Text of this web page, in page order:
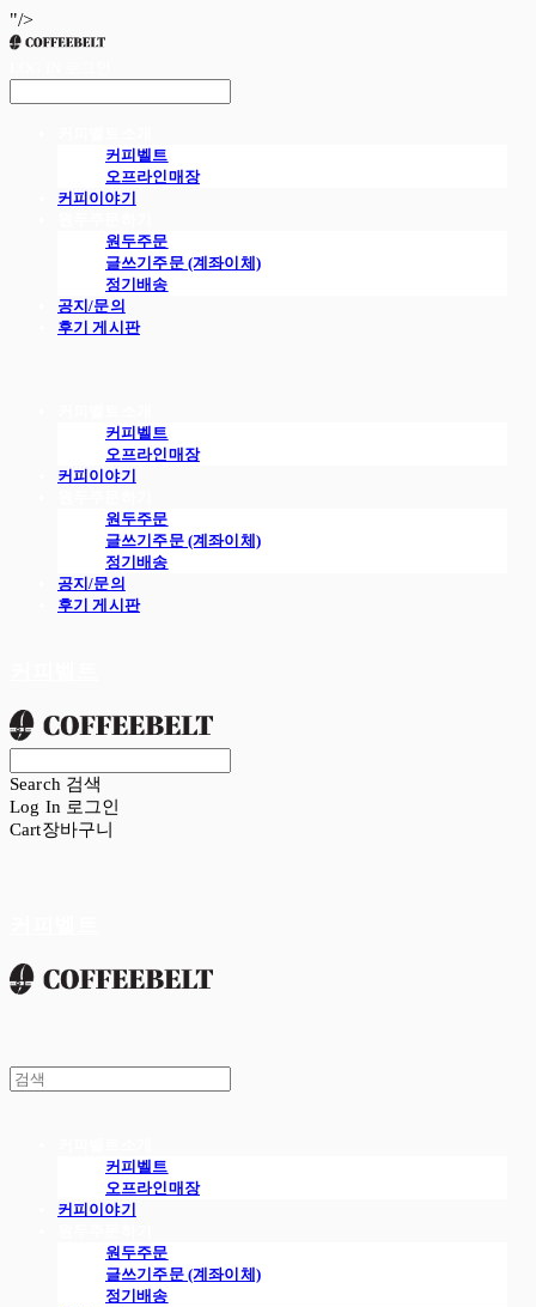
"/>
커피벨트
오프라인매장
커피이야기
원두주문
글쓰기주문 (계좌이체)
정기배송
공지/문의
후기 게시판
커피벨트
오프라인매장
커피이야기
원두주문
글쓰기주문 (계좌이체)
정기배송
공지/문의
후기 게시판
Search 검색
Log In 로그인
Cart장바구니
커피벨트
오프라인매장
커피이야기
원두주문
글쓰기주문 (계좌이체)
정기배송